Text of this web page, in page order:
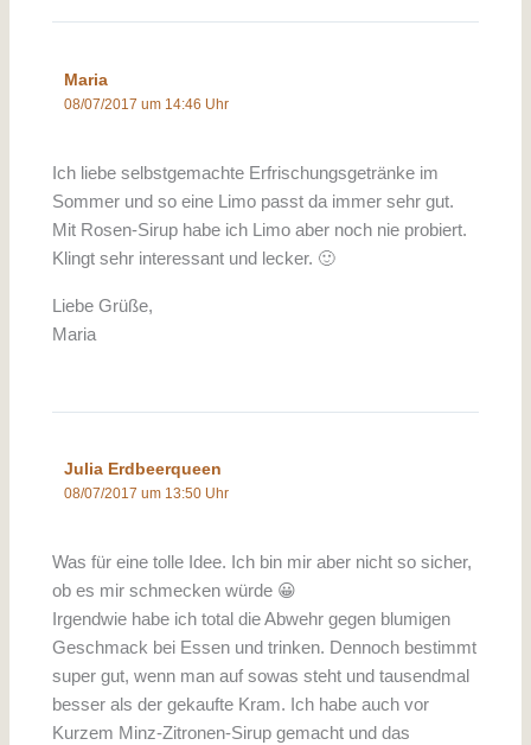
Maria
08/07/2017 um 14:46 Uhr
Ich liebe selbstgemachte Erfrischungsgetränke im
Sommer und so eine Limo passt da immer sehr gut.
Mit Rosen-Sirup habe ich Limo aber noch nie probiert.
Klingt sehr interessant und lecker. 🙂
Liebe Grüße,
Maria
Julia Erdbeerqueen
08/07/2017 um 13:50 Uhr
Was für eine tolle Idee. Ich bin mir aber nicht so sicher,
ob es mir schmecken würde 😀
Irgendwie habe ich total die Abwehr gegen blumigen
Geschmack bei Essen und trinken. Dennoch bestimmt
super gut, wenn man auf sowas steht und tausendmal
besser als der gekaufte Kram. Ich habe auch vor
Kurzem Minz-Zitronen-Sirup gemacht und das